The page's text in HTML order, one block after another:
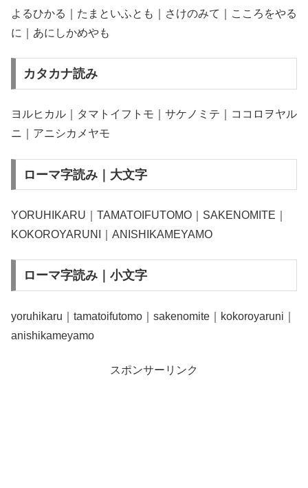
よるひかる｜たまといふとも｜さけのみて｜こころをやる
に｜あにしかめやも
カタカナ読み
ヨルヒカル｜タマトイフトモ｜サケノミテ｜ココロヲヤル
ニ｜アニシカメヤモ
ローマ字読み｜大文字
YORUHIKARU｜TAMATOIFUTOMO｜SAKENOMITE｜
KOKOROYARUNI｜ANISHIKAMEYAMO
ローマ字読み｜小文字
yoruhikaru｜tamatoifutomo｜sakenomite｜kokoroyaruni｜
anishikameyamo
スポンサーリンク